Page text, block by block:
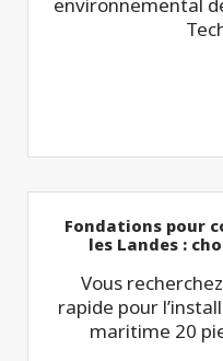
Fondations pour
les Landes :
Vous
rapide pour
maritime 20